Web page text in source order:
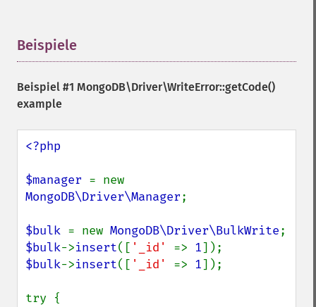
Beispiele
Beispiel #1 MongoDB\Driver\WriteError::getCode()
example
<?php
$manager
MongoDB\Driver\Manager;
$bulk = new MongoDB\Driver\BulkWrite
$bulk->insert([ '_id' => 1
$bulk->insert([ '_id' => 1]);
try {